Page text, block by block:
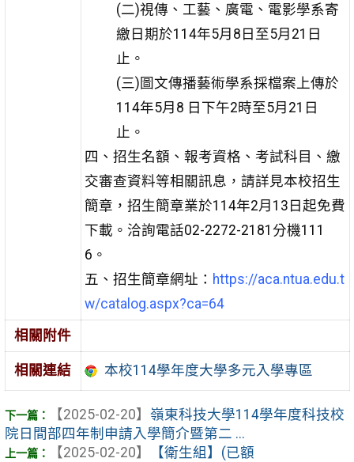
(二)視傳、工藝、廣電、電影學系寄
繳日期於114年5月8日至5月21日
止。
(三)圖文傳播藝術學系採檔案上傳於
114年5月8 日下午2時至5月21日
止。
四、招生名額、報考資格、考試科目、繳
交審查資料等相關訊息，請詳見本校招生
簡章，招生簡章業於114年2月13日起免費
下載。洽詢電話02-2272-2181分機111
6。
五、招生簡章網址： https://aca.ntua.edu.t
w/catalog.aspx?ca=64
相關附件
相關連結 本校114學年度大學多元入學專區
【2025-02-20】 嶺東科技大學114學年度科技校
院日間部四年制申請入學簡介暨第二 ...
【2025-02-20】
【衛生組】(已額